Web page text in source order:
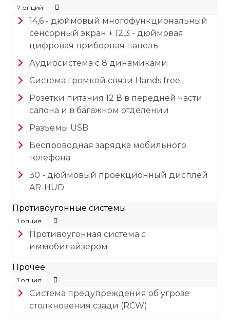
7 опций
14,6 - дюймовый многофункциональный
сенсорный экран + 12,3 - дюймовая
цифровая приборная панель
Аудиосистема с 8 динамиками
Система громкой связи Hands free
Розетки питания 12 В в передней части
салона и в багажном отделении
Разъемы USB
Беспроводная зарядка мобильного
телефона
30 - дюймовый проекционный дисплей
AR-HUD
Противоугонные системы
1 опция
Противоугонная система с
иммобилайзером
Прочее
1 опция
Система предупреждения об угрозе
столкновения сзади (RCW)